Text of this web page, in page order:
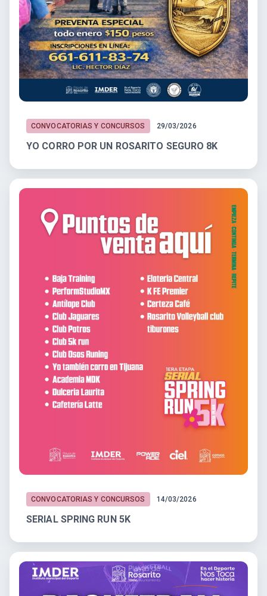
CONVOCATORIAS Y CONCURSOS 29/03/2026
YO CORRO POR UN ROSARITO SEGURO 8K
CONVOCATORIAS Y CONCURSOS 14/03/2026
SERIAL SPRING RUN 5K